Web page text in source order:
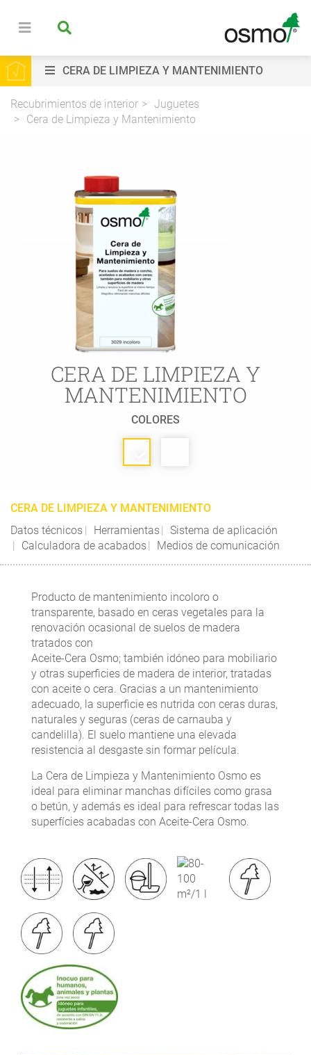
CERA DE LIMPIEZA Y MANTENIMIENTO
Recubrimientos de interior
Juguetes
Cera de Limpieza y Mantenimiento
CERA DE LIMPIEZA Y
MANTENIMIENTO
COLORES
CERA DE LIMPIEZA Y MANTENIMIENTO
Datos técnicos
Herramientas
Sistema de aplicación
Calculadora de acabados
Medios de comunicación
Producto de mantenimiento incoloro o
transparente, basado en ceras vegetales para la
renovación ocasional de suelos de madera
tratados con
Aceite-Cera Osmo; también idóneo para mobiliario
y otras superficies de madera de interior, tratadas
con aceite o cera. Gracias a un mantenimiento
adecuado, la superficie es nutrida con ceras duras,
naturales y seguras (ceras de carnauba y
candelilla). El suelo mantiene una elevada
resistencia al desgaste sin formar película.
La Cera de Limpieza y Mantenimiento Osmo es
ideal para eliminar manchas difíciles como grasa
o betún, y además es ideal para refrescar todas las
superfícies acabadas con Aceite-Cera Osmo.